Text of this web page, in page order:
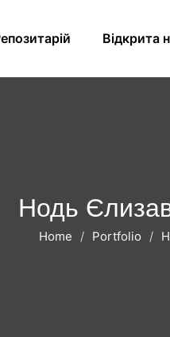
Відкрита
Нодь
Home Portfolio